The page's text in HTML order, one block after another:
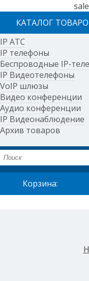
КАТАЛОГ
IP АТС
IP телефоны
Беспроводные IP-
IP Видеотелефоны
VoIP шлюзы
Видео конференции
Аудио конференции
IP Видеонаблюдение
Архив товаров
Корзина: